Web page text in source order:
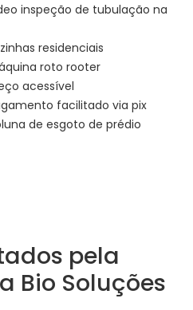
inspeção de tubulação na
residenciais
roto rooter
acessível
facilitado via pix
de esgoto de prédio
pela
Bio Soluções